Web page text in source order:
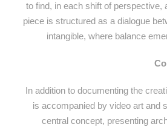
to find, in each shift of perspective,
piece is structured as a dialogue
intangible, where balance
In addition to documenting the
is accompanied by video art and
central concept, presenting